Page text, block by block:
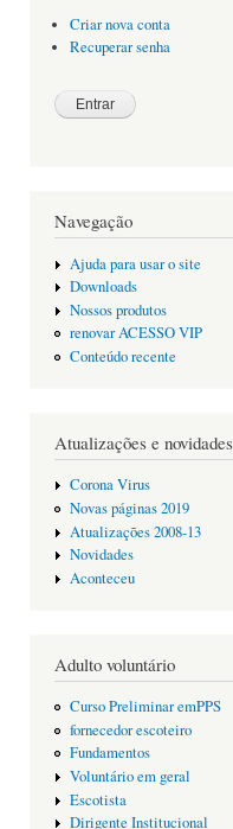
Criar nova conta
Recuperar senha
Navegação
Ajuda para usar o site
Downloads
Nossos produtos
renovar ACESSO VIP
Conteúdo recente
Atualizações e novidades
Corona Virus
Novas páginas 2019
Atualizações 2008-13
Novidades
Aconteceu
Adulto voluntário
Curso Preliminar emPPS
fornecedor escoteiro
Fundamentos
Voluntário em geral
Escotista
Dirigente Institucional